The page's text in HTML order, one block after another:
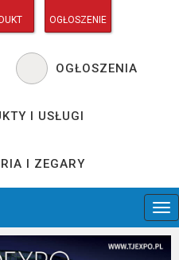
OGŁOSZENIE
OGŁOSZENIA
I USŁUGI
I ZEGARY